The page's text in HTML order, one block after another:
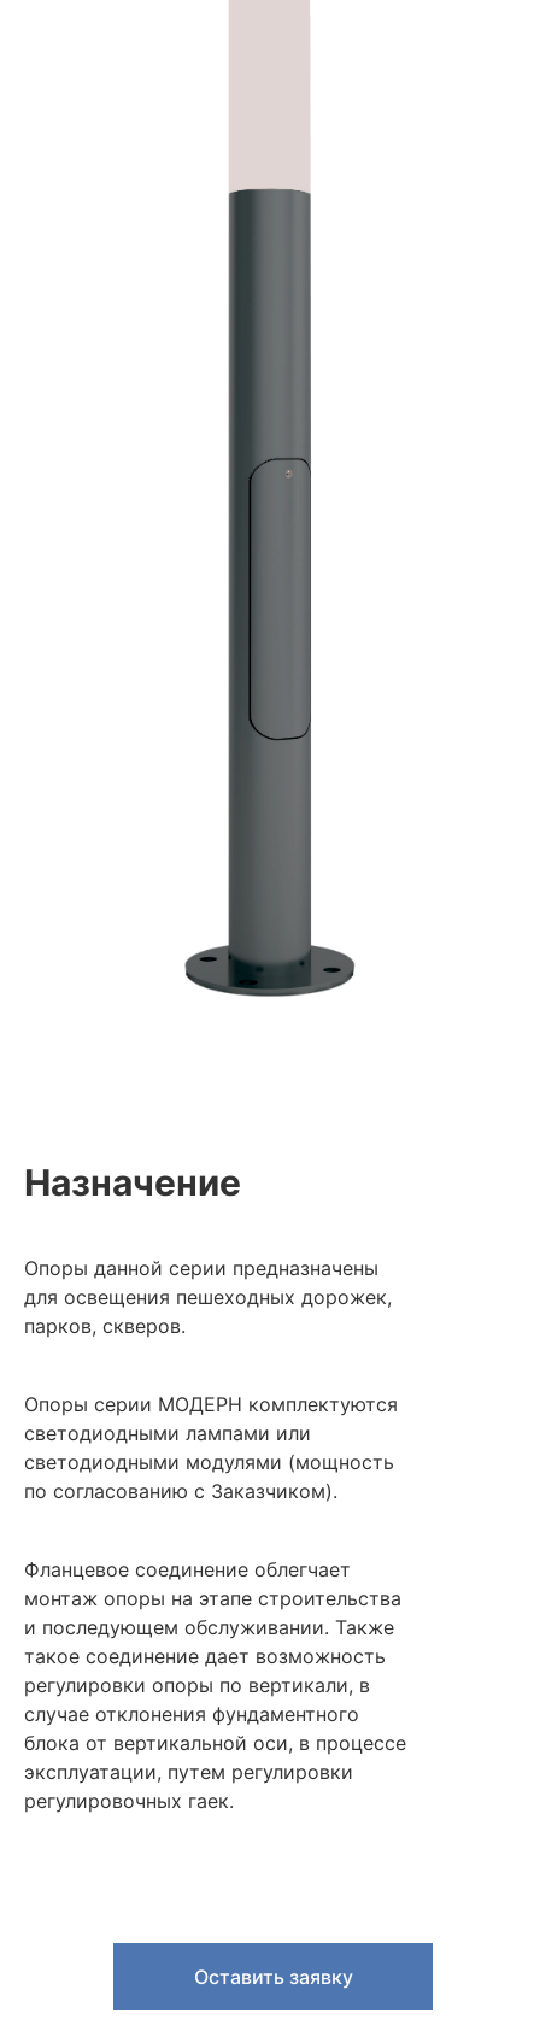
Назначение
Опоры данной серии предназначены
для освещения пешеходных дорожек,
парков, скверов.
Опоры серии МОДЕРН комплектуются
светодиодными лампами или
светодиодными модулями (мощность
по согласованию с Заказчиком).
Фланцевое соединение облегчает
монтаж опоры на этапе строительства
и последующем обслуживании. Также
такое соединение дает возможность
регулировки опоры по вертикали, в
случае отклонения фундаментного
блока от вертикальной оси, в процессе
эксплуатации, путем регулировки
регулировочных гаек.
Оставить заявку